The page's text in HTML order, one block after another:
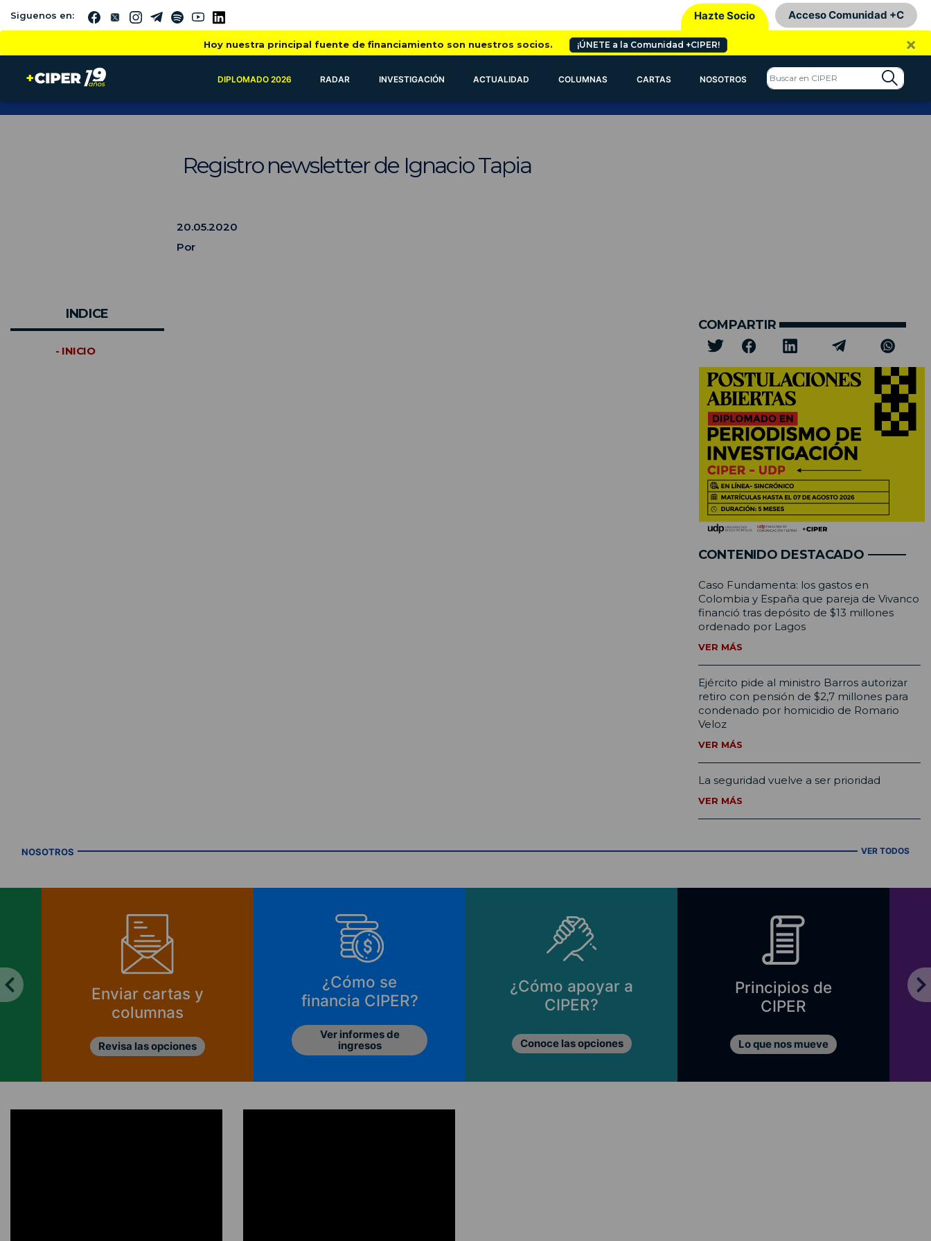
Siguenos en: Hazte Socio Acceso Comunidad +C
Hoy nuestra principal fuente de financiamiento son nuestros socios. ¡ÚNETE a la Comunidad +CIPER! ×
DIPLOMADO 2026 RADAR INVESTIGACIÓN ACTUALIDAD COLUMNAS CARTAS NOSOTROS
Registro newsletter de Ignacio Tapia
20.05.2020
Por
INDICE
- INICIO
COMPARTIR
CONTENIDO DESTACADO
Caso Fundamenta: los gastos en
Colombia y España que pareja de Vivanco
financió tras depósito de $13 millones
ordenado por Lagos
VER MÁS
Ejército pide al ministro Barros autorizar
retiro con pensión de $2,7 millones para
condenado por homicidio de Romario
Veloz
VER MÁS
La seguridad vuelve a ser prioridad
VER MÁS
NOSOTROS VER TODOS
Enviar cartas y
columnas
Revisa las opciones
¿Cómo se
financia CIPER?
Ver informes de
ingresos
¿Cómo apoyar a
CIPER?
Conoce las opciones
Principios de
CIPER
Lo que nos mueve